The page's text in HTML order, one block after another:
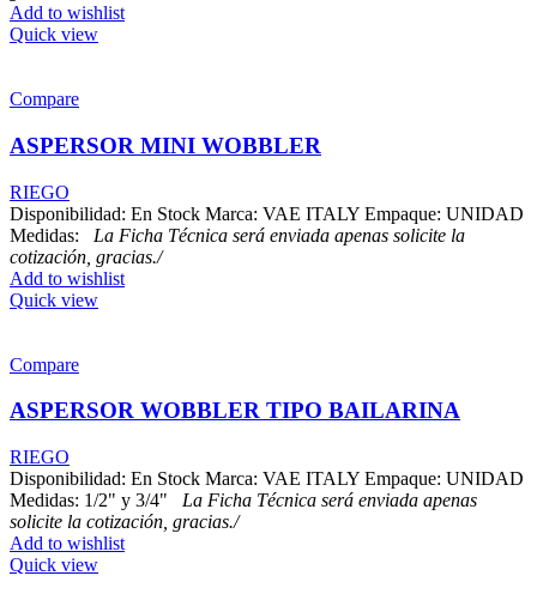
Add to wishlist
Quick view
Compare
ASPERSOR MINI WOBBLER
RIEGO
Disponibilidad: En Stock Marca: VAE ITALY Empaque: UNIDAD
Medidas: La Ficha Técnica será enviada apenas solicite la
cotización, gracias./
Add to wishlist
Quick view
Compare
ASPERSOR WOBBLER TIPO BAILARINA
RIEGO
Disponibilidad: En Stock Marca: VAE ITALY Empaque: UNIDAD
Medidas: 1/2" y 3/4" La Ficha Técnica será enviada apenas
solicite la cotización, gracias./
Add to wishlist
Quick view